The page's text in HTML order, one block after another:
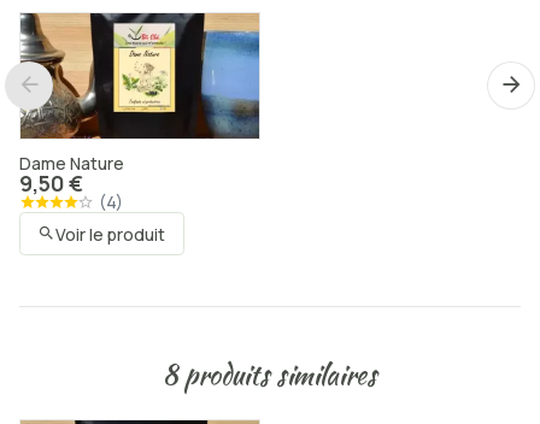
Dame Nature
9,50 €
(4)
Voir le produit
8 produits similaires